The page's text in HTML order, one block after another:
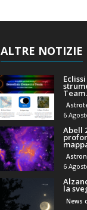
ALTRE NOTIZIE
6
Abell
6
la
News